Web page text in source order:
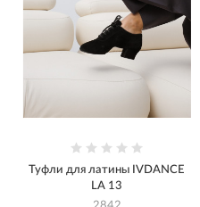
Туфли для латины IVDANCE
LA 13